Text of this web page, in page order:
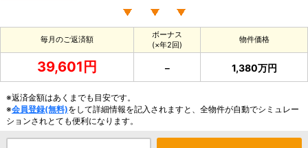
毎月のご返済額
ボーナス
(×年2回)
物件価格
39,601円 － 1,380万円
※返済金額はあくまでも目安です。
※会員登録(無料)をして詳細情報を記入されますと、全物件が自動でシミュレー
ションされとても便利になります。